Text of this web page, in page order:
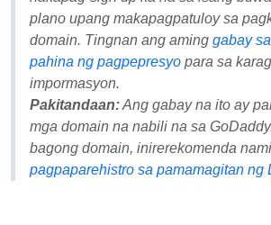
plano upang makapagpatuloy sa
domain. Tingnan ang aming gabay
pahina ng pagpepresyo para sa
impormasyon.
Pakitandaan:Ang gabay na ito ay
mga domain na nabili na sa
bagong domain, inirerekomenda
pagpaparehistro sa pamamagitan ng